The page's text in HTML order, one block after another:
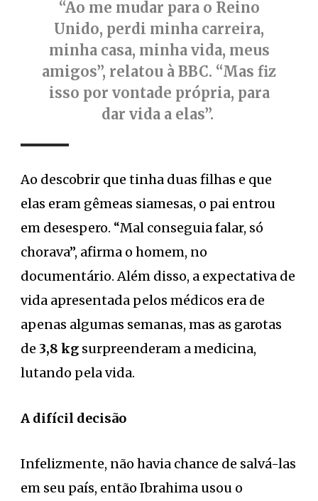
“Ao me mudar para o Reino
Unido, perdi minha carreira,
minha casa, minha vida, meus
amigos”, relatou à BBC. “Mas fiz
isso por vontade própria, para
dar vida a elas”.
Ao descobrir que tinha duas filhas e que
elas eram gêmeas siamesas, o pai entrou
em desespero. “Mal conseguia falar, só
chorava”, afirma o homem, no
documentário. Além disso, a expectativa de
vida apresentada pelos médicos era de
apenas algumas semanas, mas as garotas
de 3,8 kg surpreenderam a medicina,
lutando pela vida.
A difícil decisão
Infelizmente, não havia chance de salvá-las
em seu país, então Ibrahima usou o